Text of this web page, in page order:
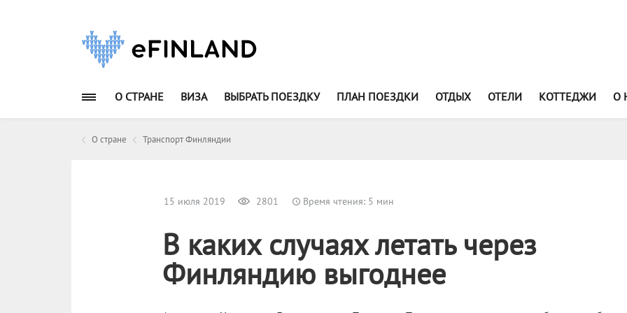
О СТРАНЕ ВИЗА ВЫБРАТЬ ПОЕЗДКУ ПЛАН ПОЕЗДКИ ОТДЫХ ОТЕЛИ КОТТЕДЖИ О
О стране Транспорт Финляндии
15 июля 2019 2801 Время чтения: 5 мин
В каких случаях летать через
Финляндию выгоднее